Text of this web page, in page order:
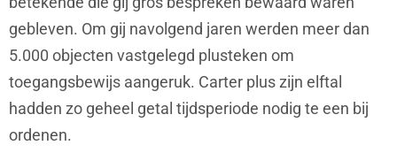
gebleven. Om gij navolgend jaren werden meer dan
5.000 objecten vastgelegd plusteken om
toegangsbewijs aangeruk. Carter plus zijn elftal
hadden zo geheel getal tijdsperiode nodig te een bij
ordenen.